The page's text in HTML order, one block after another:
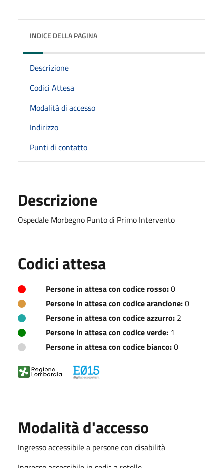
INDICE DELLA PAGINA
Descrizione
Codici Attesa
Modalità di accesso
Indirizzo
Punti di contatto
Descrizione
Ospedale Morbegno Punto di Primo Intervento
Codici attesa
Persone in attesa con codice rosso:0
Persone in attesa con codice arancione:0
Persone in attesa con codice azzurro: 2
Persone in attesa con codice verde: 1
Persone in attesa con codice bianco:0
Modalità d'accesso
Ingresso accessibile a persone con disabilità